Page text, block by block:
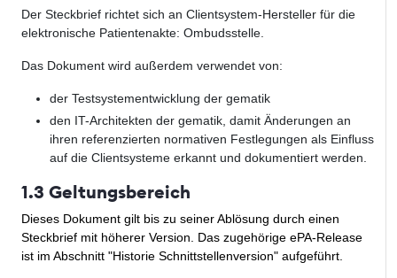
Der Steckbrief richtet sich an Clientsystem-Hersteller für die
elektronische Patientenakte: Ombudsstelle.
Das Dokument wird außerdem verwendet von:
der Testsystementwicklung der gematik
den IT-Architekten der gematik, damit Änderungen an
ihren referenzierten normativen Festlegungen als Einfluss
auf die Clientsysteme erkannt und dokumentiert werden.
1.3 Geltungsbereich
Dieses Dokument gilt bis zu seiner Ablösung durch einen
Steckbrief mit höherer Version. Das zugehörige ePA-Release
ist im Abschnitt "Historie Schnittstellenversion" aufgeführt.